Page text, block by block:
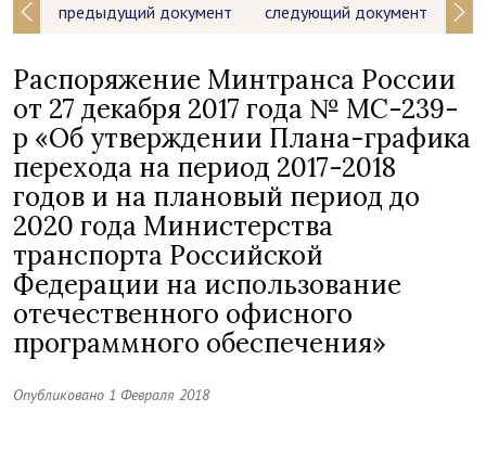
предыдущий документ следующий документ
Распоряжение Минтранса России
от 27 декабря 2017 года № МС-239-
р «Об утверждении Плана-графика
перехода на период 2017-2018
годов и на плановый период до
2020 года Министерства
транспорта Российской
Федерации на использование
отечественного офисного
программного обеспечения»
Опубликовано 1 Февраля 2018